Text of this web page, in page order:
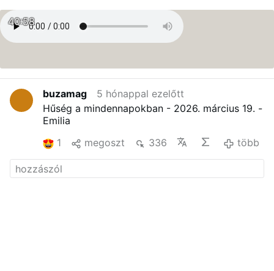
40:58
buzamag
5 hónappal ezelőtt
Hűség a mindennapokban - 2026. március 19. -
Emilia
1
megoszt 336 több